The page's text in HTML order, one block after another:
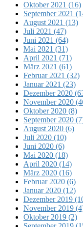
Oktober 2021 (16)
September 2021
August 2021 (13)
Juli 2021 (47)
Juni 2021 (64)
Mai 2021 (31)
April 2021 (71)
März 2021 (61)
Februar 2021 (32)
Januar 2021 (23)
Dezember 2020
November 2020
Oktober 2020 (8)
September 2020
August 2020 (6)
Juli 2020 (10)
Juni 2020 (6)
Mai 2020 (18)
April 2020 (14)
März 2020 (16)
Februar 2020 (6)
Januar 2020 (12)
Dezember 2019
November 2019
Oktober 2019 (2)